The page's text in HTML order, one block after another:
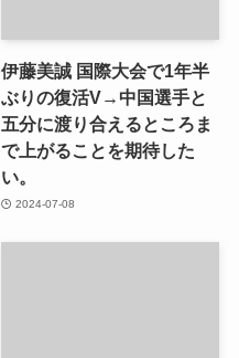
伊藤美誠 国際大会で1年半
ぶりの復活V→中国選手と
五分に渡り合えるところま
で上がることを期待した
い。
2024-07-08